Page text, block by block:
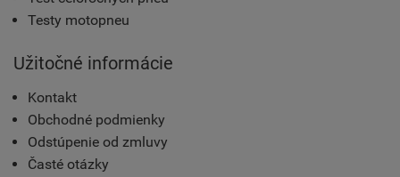
Testy motopneu
Užitočné informácie
Kontakt
Obchodné podmienky
Odstúpenie od zmluvy
Časté otázky